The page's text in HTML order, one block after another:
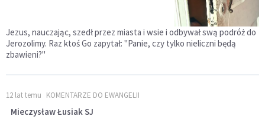
Jezus, nauczając, szedł przez miasta i wsie i odbywał swą podróż do
Jerozolimy. Raz ktoś Go zapytał: "Panie, czy tylko nieliczni będą
zbawieni?"
12 lat temu KOMENTARZE DO EWANGELII
Mieczysław Łusiak SJ